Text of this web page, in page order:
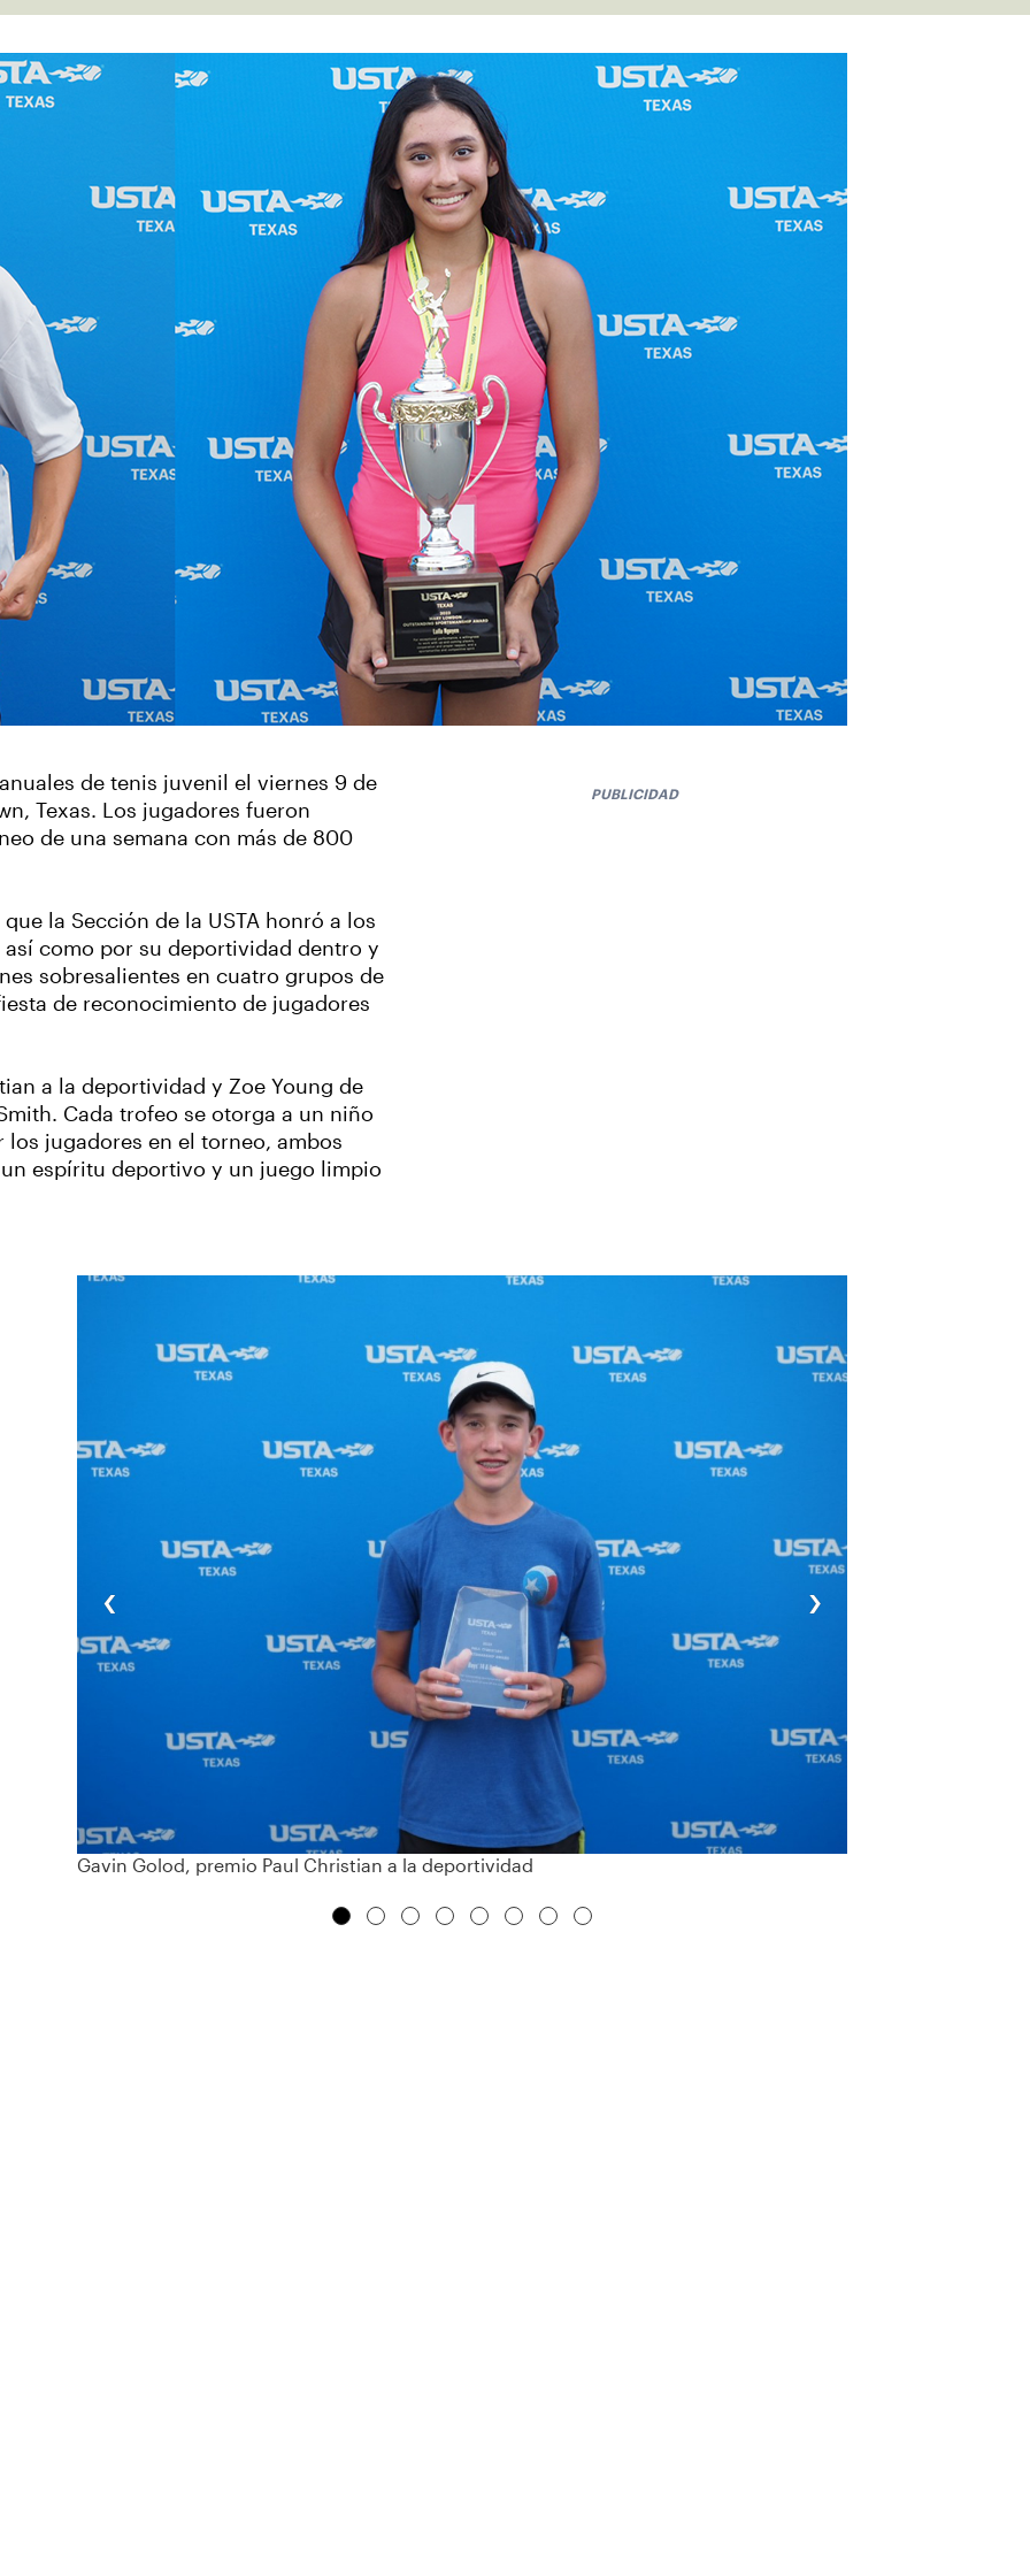
de tenis juvenil el viernes 9 de
Texas. Los jugadores fueron
de una semana con más de 800
la Sección de la USTA honró a los
como por su deportividad dentro y
sobresalientes en cuatro grupos de
de reconocimiento de jugadores
a la deportividad y Zoe Young de
Cada trofeo se otorga a un niño
los jugadores en el torneo, ambos
espíritu deportivo y un juego limpio
PUBLICIDAD
‹
Gavin Golod, premio Paul Christian a la deportividad
›